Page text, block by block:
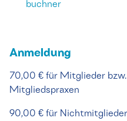
buchner
Anmeldung
70,00 € für Mitglieder
Mitgliedspraxen
90,00 € für